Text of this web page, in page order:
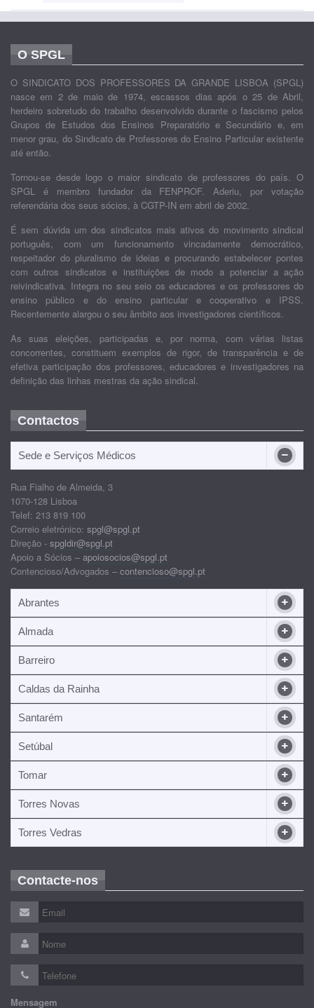
O SPGL
O SINDICATO DOS PROFESSORES DA GRANDE LISBOA (SPGL)
nasce em 2 de maio de 1974, escassos dias após o 25 de Abril,
herdeiro sobretudo do trabalho desenvolvido durante o fascismo pelos
Grupos de Estudos dos Ensinos Preparatório e Secundário e, em
menor grau, do Sindicato de Professores do Ensino Particular existente
até então.
Tornou-se desde logo o maior sindicato de professores do país. O
SPGL é membro fundador da FENPROF. Aderiu, por votação
referendária dos seus sócios, à CGTP-IN em abril de 2002.
É sem dúvida um dos sindicatos mais ativos do movimento sindical
português, com um funcionamento vincadamente democrático,
respeitador do pluralismo de ideias e procurando estabelecer pontes
com outros sindicatos e instituições de modo a potenciar a ação
reivindicativa. Integra no seu seio os educadores e os professores do
ensino público e do ensino particular e cooperativo e IPSS.
Recentemente alargou o seu âmbito aos investigadores científicos.
As suas eleições, participadas e, por norma, com várias listas
concorrentes, constituem exemplos de rigor, de transparência e de
efetiva participação dos professores, educadores e investigadores na
definição das linhas mestras da ação sindical.
Contactos
Sede e Serviços Médicos
Rua Fialho de Almeida, 3
1070-128 Lisboa
Telef: 213 819 100
Correio eletrónico: spgl@spgl.pt
Direção - spgldir@spgl.pt
Apoio a Sócios – apoiosocios@spgl.pt
Contencioso/Advogados – contencioso@spgl.pt
Abrantes
Almada
Barreiro
Caldas da Rainha
Santarém
Setúbal
Tomar
Torres Novas
Torres Vedras
Contacte-nos
Mensagem